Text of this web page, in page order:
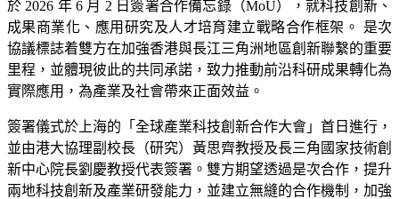
於 2026 年 6 月 2 日簽署合作備忘錄（MoU），就科技創新、
成果商業化、應用研究及人才培育建立戰略合作框架。 是次
協議標誌着雙方在加強香港與長江三角洲地區創新聯繫的重要
里程，並體現彼此的共同承諾，致力推動前沿科研成果轉化為
實際應用，為產業及社會帶來正面效益。
簽署儀式於上海的「全球產業科技創新合作大會」首日進行，
並由港大協理副校長（研究）黃思齊教授及長三角國家技術創
新中心院長劉慶教授代表簽署。雙方期望透過是次合作，提升
兩地科技創新及產業研發能力，並建立無縫的合作機制，加強